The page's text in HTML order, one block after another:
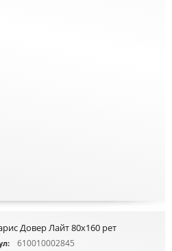
Довер Лайт 80х160 рет
610010002845